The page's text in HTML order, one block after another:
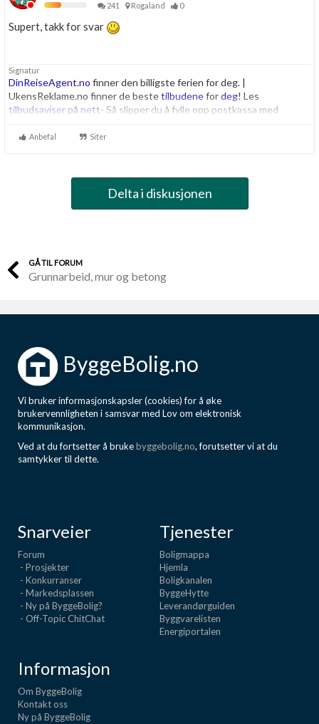
241
Rogaland 0
Supert, takk for svar
Signatur
DinReiseAgent.no finner den billigste ferien for deg. |
UkensReklame.no finner de bestetilbudenefordeg! Les
tilbudsaviser på nett- Så slipper du å fylle opp postkassa med
Anbefal Siter
Delta i diskusjonen
GÅ TIL FORUM
Grunnarbeid, mur og betong
ByggeBolig.no
Vi bruker informasjonskapsler (cookies) for å øke
brukervennligheten i samsvar med Lov om elektronisk
kommunikasjon.
Ved at du fortsetter å brukebyggebolig.no, forutsetter vi at du
samtykker til dette.
Snarveier
Forum
- Prosjekter
- Konkurranser
- Markedsplassen
- Ny på ByggeBolig?
- Off-Topic ChitChat
Tjenester
Boligmappa
Hjemla
Boligkanalen
ByggeHytte
Leverandørguiden
Byggvarelisten
Energiportalen
Informasjon
Om ByggeBolig
Kontakt oss
Ny på ByggeBolig